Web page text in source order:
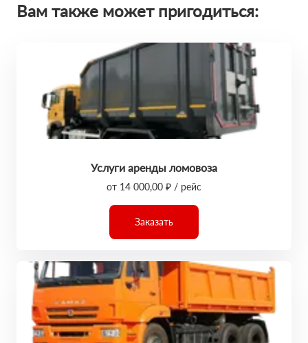
Вам также может пригодиться:
Услуги аренды ломовоза
от 14 000,00 ₽ / рейс
Заказать